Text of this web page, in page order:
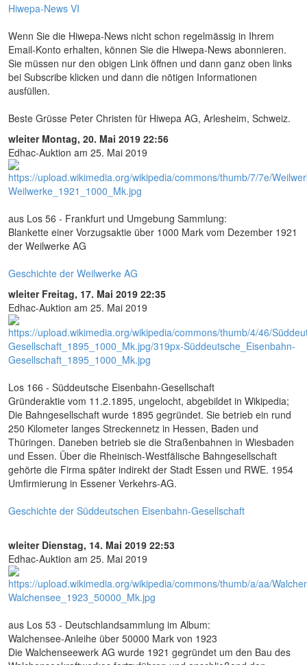
Hiwepa-News VI
Wenn Sie die Hiwepa-News nicht schon regelmässig in Ihrem
Email-Konto erhalten, können Sie die Hiwepa-News abonnieren.
Sie müssen nur den obigen Link öffnen und dann ganz oben links
bei Subscribe klicken und dann die nötigen Informationen
ausfüllen.
Beste Grüsse Peter Christen für Hiwepa AG, Arlesheim, Schweiz.
wleiter Montag, 20. Mai 2019 22:56
Edhac-Auktion am 25. Mai 2019
aus Los 56 - Frankfurt und Umgebung Sammlung:
Blankette einer Vorzugsaktie über 1000 Mark vom Dezember 1921
der Weilwerke AG
Geschichte der Weilwerke AG
wleiter Freitag, 17. Mai 2019 22:35
Edhac-Auktion am 25. Mai 2019
Los 166 - Süddeutsche Eisenbahn-Gesellschaft
Gründeraktie vom 11.2.1895, ungelocht, abgebildet in Wikipedia;
Die Bahngesellschaft wurde 1895 gegründet. Sie betrieb ein rund
250 Kilometer langes Streckennetz in Hessen, Baden und
Thüringen. Daneben betrieb sie die Straßenbahnen in Wiesbaden
und Essen. Über die Rheinisch-Westfälische Bahngesellschaft
gehörte die Firma später indirekt der Stadt Essen und RWE. 1954
Umfirmierung in Essener Verkehrs-AG.
Geschichte der Süddeutschen Eisenbahn-Gesellschaft
wleiter Dienstag, 14. Mai 2019 22:53
Edhac-Auktion am 25. Mai 2019
aus Los 53 - Deutschlandsammlung im Album:
Walchensee-Anleihe über 50000 Mark von 1923
Die Walchenseewerk AG wurde 1921 gegründet um den Bau des